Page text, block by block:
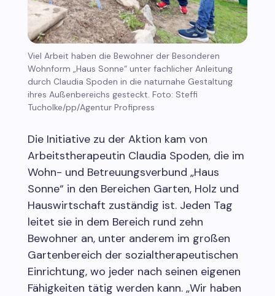
Viel Arbeit haben die Bewohner der Besonderen
Wohnform „Haus Sonne“ unter fachlicher Anleitung
durch Claudia Spoden in die naturnahe Gestaltung
ihres Außenbereichs gesteckt. Foto: Steffi
Tucholke/pp/Agentur Profipress
Die Initiative zu der Aktion kam von
Arbeitstherapeutin Claudia Spoden, die im
Wohn- und Betreuungsverbund „Haus
Sonne“ in den Bereichen Garten, Holz und
Hauswirtschaft zuständig ist. Jeden Tag
leitet sie in dem Bereich rund zehn
Bewohner an, unter anderem im großen
Gartenbereich der sozialtherapeutischen
Einrichtung, wo jeder nach seinen eigenen
Fähigkeiten tätig werden kann. „Wir haben